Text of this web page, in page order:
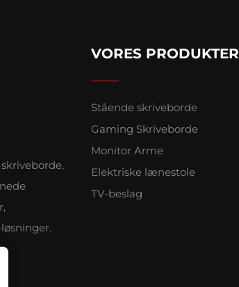
VORES PRODUKTER
Stående skriveborde
Gaming Skriveborde
Monitor Arme
Elektriske lænestole
TV-beslag